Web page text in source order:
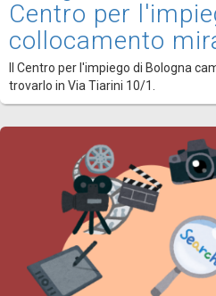
Centro per
collocamento
Il Centro per l'impiego di Bologna
trovarlo in Via Tiarini 10/1.